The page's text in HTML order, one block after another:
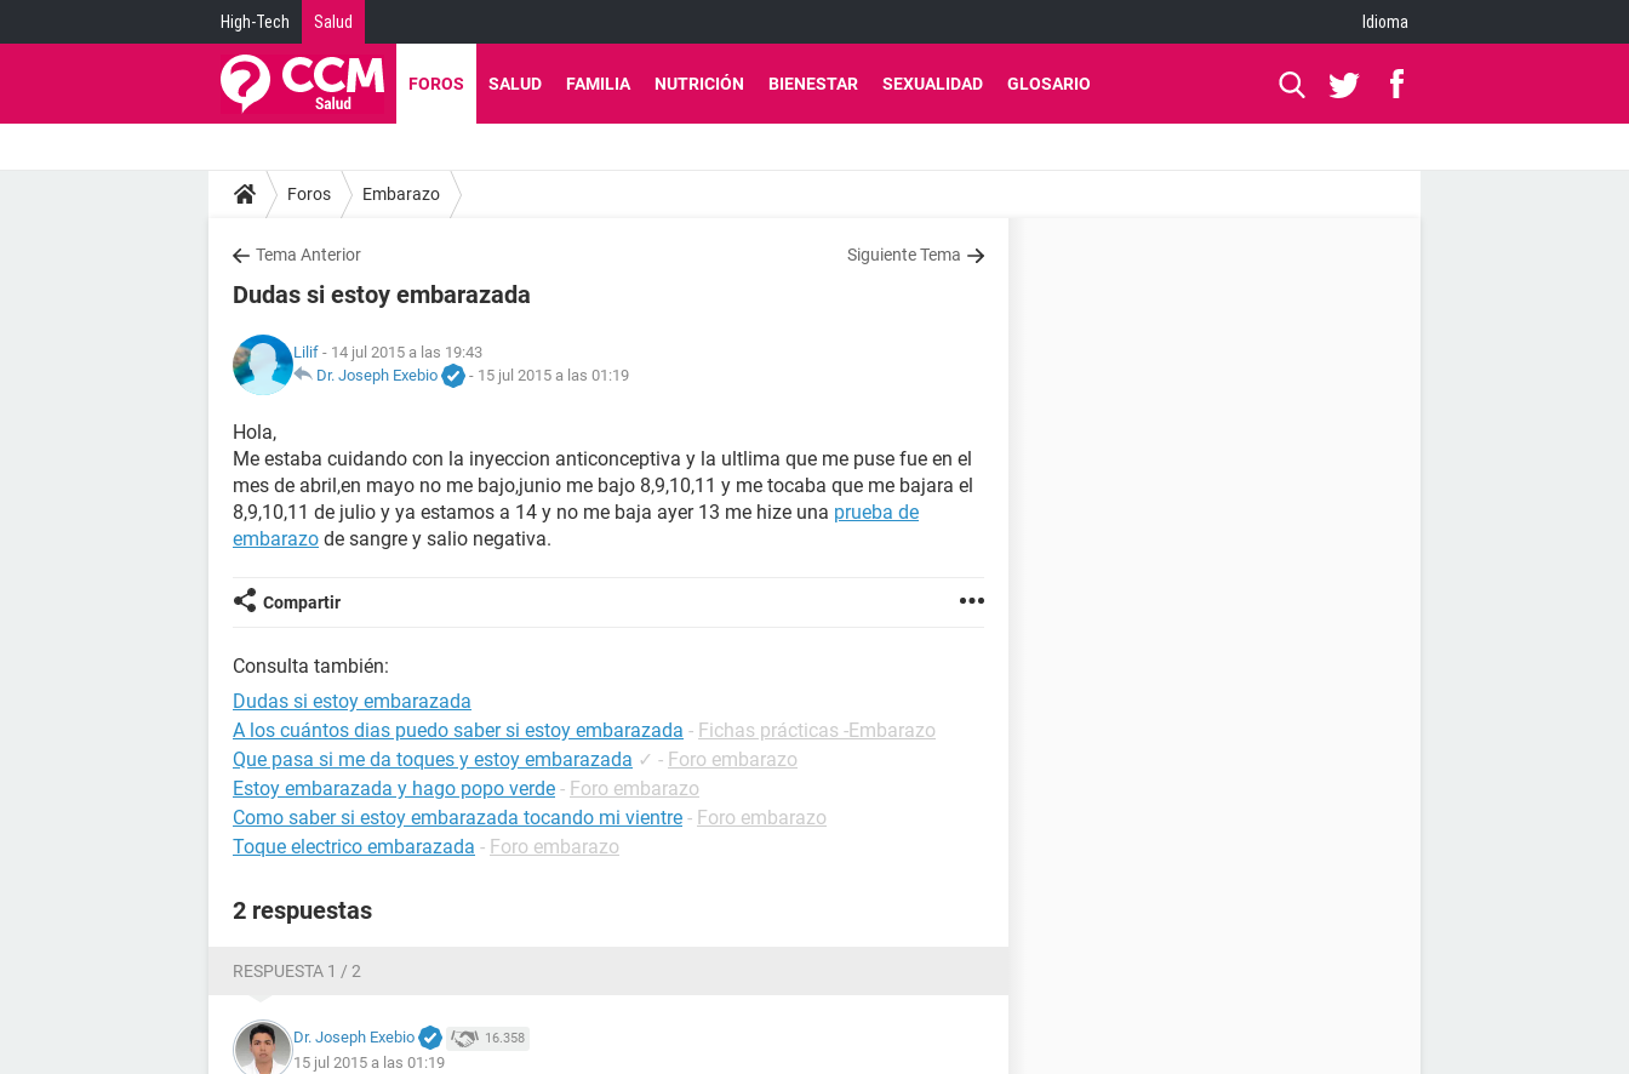
High-Tech Salud Idioma
FOROS SALUD FAMILIA NUTRICIÓN BIENESTAR SEXUALIDAD GLOSARIO
Foros Embarazo
Tema Anterior Siguiente Tema
Dudas si estoy embarazada
Lilif - 14 jul 2015 a las 19:43
Dr. Joseph Exebio
- 15 jul 2015 a las 01:19
Hola,
Me estaba cuidando con la inyeccion anticonceptiva y la ultlima que me puse fue en el
mes de abril,en mayo no me bajo,junio me bajo 8,9,10,11 y me tocaba que me bajara el
8,9,10,11 de julio y ya estamos a 14 y no me baja ayer 13 me hize una prueba de
embarazo de sangre y salio negativa.
Compartir
Consulta también:
Dudas si estoy embarazada
A los cuántos dias puedo saber si estoy embarazada - Fichas prácticas -Embarazo
Que pasa si me da toques y estoy embarazada ✓ - Foro embarazo
Estoy embarazada y hago popo verde - Foro embarazo
Como saber si estoy embarazada tocando mi vientre - Foro embarazo
Toque electrico embarazada - Foro embarazo
2 respuestas
RESPUESTA 1 / 2
Dr. Joseph Exebio 16.358
15 jul 2015 a las 01:19